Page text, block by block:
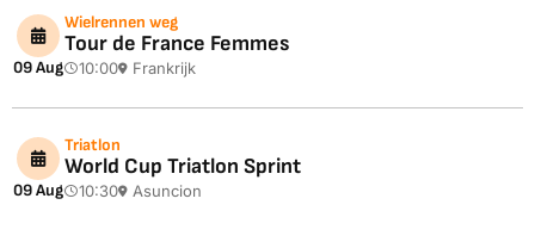
09 Aug
Wielrennen weg
Tour de France Femmes
10:00 Frankrijk
09 Aug
Triatlon
World Cup Triatlon Sprint
10:30 Asuncion